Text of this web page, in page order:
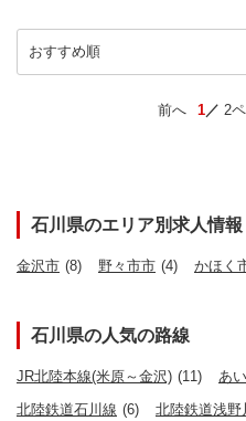
前へ 1 2
石川県のエリア別求人情報
金沢市 (8) 野々市市 (4) かほく
石川県の人気の路線
JR北陸本線(米原～金沢) (11) あ
北陸鉄道石川線 (6) 北陸鉄道浅野